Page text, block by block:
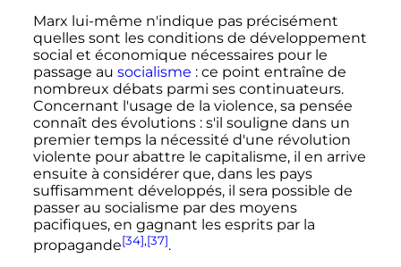
Marx lui-même n'indique pas précisément
quelles sont les conditions de développement
social et économique nécessaires pour le
passage au socialisme : ce point entraîne de
nombreux débats parmi ses continuateurs.
Concernant l'usage de la violence, sa pensée
connaît des évolutions : s'il souligne dans un
premier temps la nécessité d'une révolution
violente pour abattre le capitalisme, il en arrive
ensuite à considérer que, dans les pays
suffisamment développés, il sera possible de
passer au socialisme par des moyens
pacifiques, en gagnant les esprits par la
propagande[34],[37].